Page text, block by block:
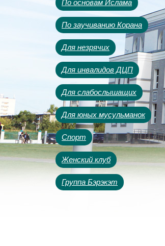
По основам Ислама
По заучиванию Корана
Для незрячих
Для инвалидов ДЦП
Для слабослышащих
Для юных мусульманок
Спорт
Женский клуб
Группа Бэрэкэт